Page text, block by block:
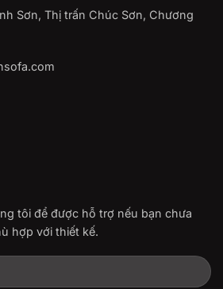
Sơn, Thị trấn Chúc Sơn, Chương
tôi để được hỗ trợ nếu bạn chưa
hợp với thiết kế.